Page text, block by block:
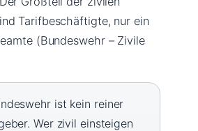
Tarifbeschäftigte, nur ein
(Bundeswehr – Zivile
ist kein reiner
Wer zivil einsteigen